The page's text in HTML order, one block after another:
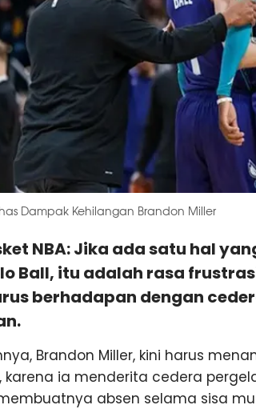
Dampak Kehilangan Brandon Miller
NBA: Jika ada satu hal
Ball, itu adalah rasa
berhadapan dengan
Brandon Miller, kini harus
karena ia menderita cedera
absen selama sisa